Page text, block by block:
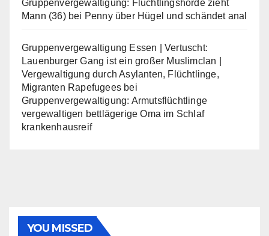
Gruppenvergewaltigung: Flüchtlingshorde zieht
Mann (36) bei Penny über Hügel und schändet anal
Gruppenvergewaltigung Essen | Vertuscht:
Lauenburger Gang ist ein großer Muslimclan |
Vergewaltigung durch Asylanten, Flüchtlinge,
Migranten Rapefugees bei
Gruppenvergewaltigung: Armutsflüchtlinge
vergewaltigen bettlägerige Oma im Schlaf
krankenhausreif
YOU MISSED